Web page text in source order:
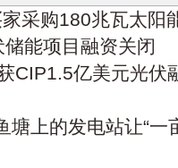
采购180兆瓦太阳
能项目融资关闭
CIP1.5亿美元光伏
塘上的发电站让“